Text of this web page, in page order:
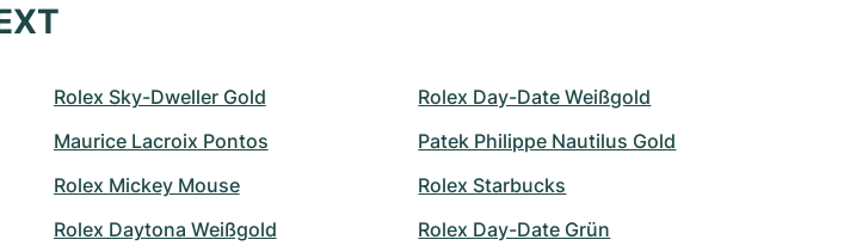
Rolex Sky-Dweller Gold
Maurice Lacroix Pontos
Rolex Mickey Mouse
Rolex Daytona Weißgold
Rolex Day-Date Weißgold
Patek Philippe Nautilus Gold
Rolex Starbucks
Rolex Day-Date Grün